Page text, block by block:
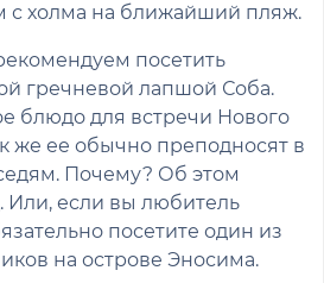
с холма на ближайший пляж.
посетить
гречневой лапшой Соба.
блюдо для встречи Нового
же ее обычно преподносят в
Почему? Об этом
Или, если вы любитель
посетите один из
на острове Эносима.